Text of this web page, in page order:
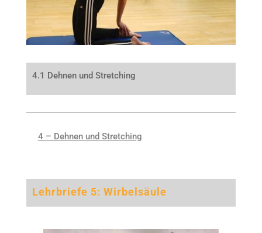
4.1 Dehnen und Stretching
4 – Dehnen und Stretching
Lehrbriefe 5: Wirbelsäule